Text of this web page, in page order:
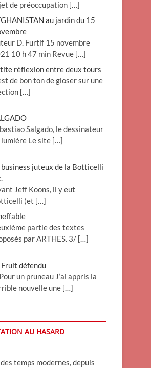
de préoccupation […]
au jardin du 15
D. Furtif 15 novembre
10 h 47 min Revue […]
réflexion entre deux tours
de bon ton de gloser sur une
[…]
Salgado, le dessinateur
lumière Le site […]
business juteux de la Botticelli
Jeff Koons, il y eut
(et […]
partie des textes
par ARTHES. 3/ […]
Fruit défendu
un pruneau J’ai appris la
nouvelle une […]
AU HASARD
temps modernes, depuis